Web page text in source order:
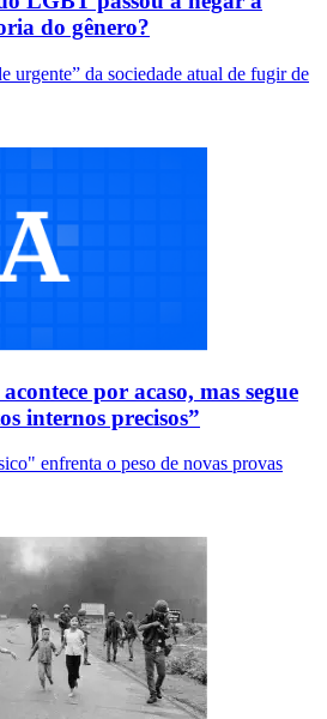
do gênero?
urgente” da sociedade atual de fugir de
por acaso, mas segue
internos precisos”
enfrenta o peso de novas provas